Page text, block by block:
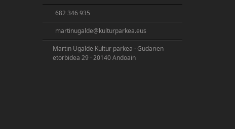
682 346 935
martinugalde@kulturparkea.eus
Martin Ugalde Kultur parkea · Gudarien
etorbidea 29 · 20140 Andoain